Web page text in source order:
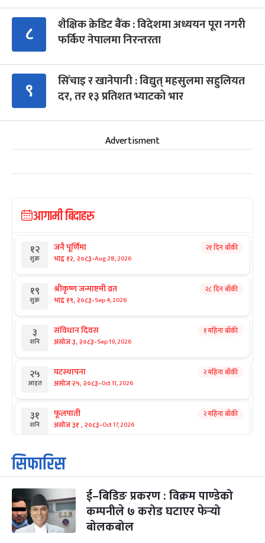
८
शैक्षिक क्रेडिट बैंक : विदेशमा अध्ययन पूरा नगरी
फर्किए नेपालमा निरन्तरता
९
सिँचाइ र खानेपानी : विद्युत् महसुलमा सहुलियत
दर, तर १३ प्रतिशत भ्याटको भार
Advertisment
आगामी बिदाहरु
१२
शुक्र
जनै पूर्णिमा
भाद्र १२, २०८३-Aug 28, 2026
२१ दिन बाँकी
१९
शुक्र
श्रीकृष्ण जन्माष्टमी व्रत
भाद्र १९, २०८३-Sep 4, 2026
२८ दिन बाँकी
३
शनि
संविधान दिवस
असोज ३, २०८३-Sep 19, 2026
१ महिना बाँकी
२५
आइत
घटस्थापना
असोज २५, २०८३-Oct 11, 2026
२ महिना बाँकी
३१
शनि
फूलपाती
असोज ३१ , २०८३-Oct 17, 2026
२ महिना बाँकी
१
आइत
कार्तिक सङ्क्रान्ति
कार्तिक १, २०८३
३
मंगल
महानवमी
कार्तिक ३, २०८३-Oct 20, 2026
२ महिना बाँकी
सिफारिस
ई–बिडिङ प्रकरण : विक्रम पाण्डेको
कम्पनीले ७ करोड घटाएर फेर्‍यो
बोलकबोल